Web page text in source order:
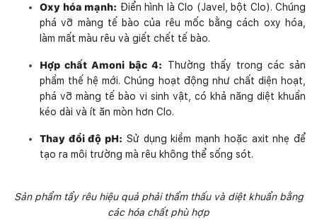
Oxy hóa mạnh: Điển hình là Clo (Javel, bột Clo). Chúng
phá vỡ màng tế bào của rêu mốc bằng cách oxy hóa,
làm mất màu rêu và giết chết tế bào.
Hợp chất Amoni bậc 4: Thường thấy trong các sản
phẩm thế hệ mới. Chúng hoạt động như chất diện hoạt,
phá vỡ màng tế bào vi sinh vật, có khả năng diệt khuẩn
kéo dài và ít ăn mòn hơn Clo.
Thay đổi độ pH: Sử dụng kiềm mạnh hoặc axit nhẹ để
tạo ra môi trường mà rêu không thể sống sót.
Sản phẩm tẩy rêu hiệu quả phải thẩm thấu và diệt khuẩn bằng
các hóa chất phù hợp